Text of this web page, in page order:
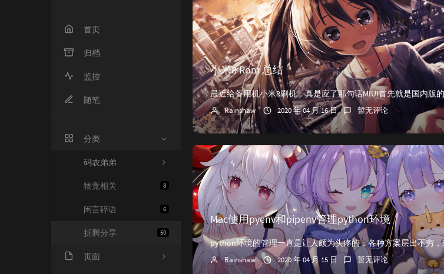
首页
归档
监控
随笔
分类
码农弟弟
8
物竞相关
6
闲言碎语
50
折腾分享
页面
小米8 Rom 总结
Rainshaw 2020 年 04 月 16 日 暂无评论
Mac使用pyenv和pipenv管理python环境
Rainshaw 2020 年 04 月 15 日 暂无评论